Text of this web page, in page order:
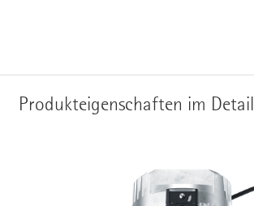
Produkteigenschaften im Detail